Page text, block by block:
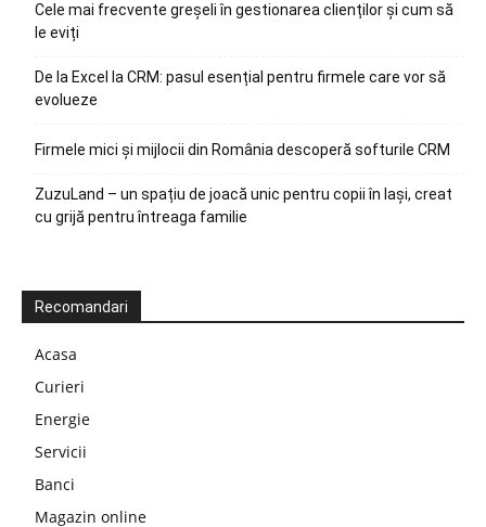
Cele mai frecvente greșeli în gestionarea clienților și cum să
le eviți
De la Excel la CRM: pasul esențial pentru firmele care vor să
evolueze
Firmele mici și mijlocii din România descoperă softurile CRM
ZuzuLand – un spațiu de joacă unic pentru copii în Iași, creat
cu grijă pentru întreaga familie
Recomandari
Acasa
Curieri
Energie
Servicii
Banci
Magazin online